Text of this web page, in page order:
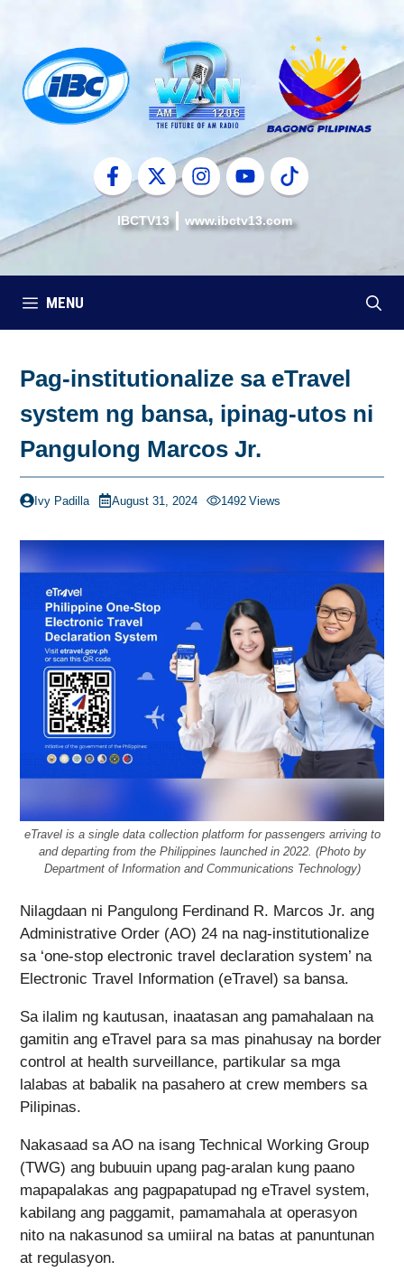
content
IBCTV13 www.ibctv13.com
MENU
Pag-institutionalize sa eTravel
system ng bansa, ipinag-utos ni
Pangulong Marcos Jr.
Ivy Padilla August 31, 2024 1492 Views
eTravel is a single data collection platform for passengers arriving to
and departing from the Philippines launched in 2022. (Photo by
Department of Information and Communications Technology)
Nilagdaan ni Pangulong Ferdinand R. Marcos Jr. ang
Administrative Order (AO) 24 na nag-institutionalize
sa ‘one-stop electronic travel declaration system’ na
Electronic Travel Information (eTravel) sa bansa.
Sa ilalim ng kautusan, inaatasan ang pamahalaan na
gamitin ang eTravel para sa mas pinahusay na border
control at health surveillance, partikular sa mga
lalabas at babalik na pasahero at crew members sa
Pilipinas.
Nakasaad sa AO na isang Technical Working Group
(TWG) ang bubuuin upang pag-aralan kung paano
mapapalakas ang pagpapatupad ng eTravel system,
kabilang ang paggamit, pamamahala at operasyon
nito na nakasunod sa umiiral na batas at panuntunan
at regulasyon.